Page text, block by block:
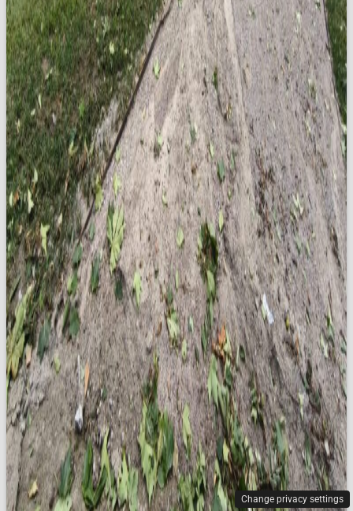
Change privacy settings